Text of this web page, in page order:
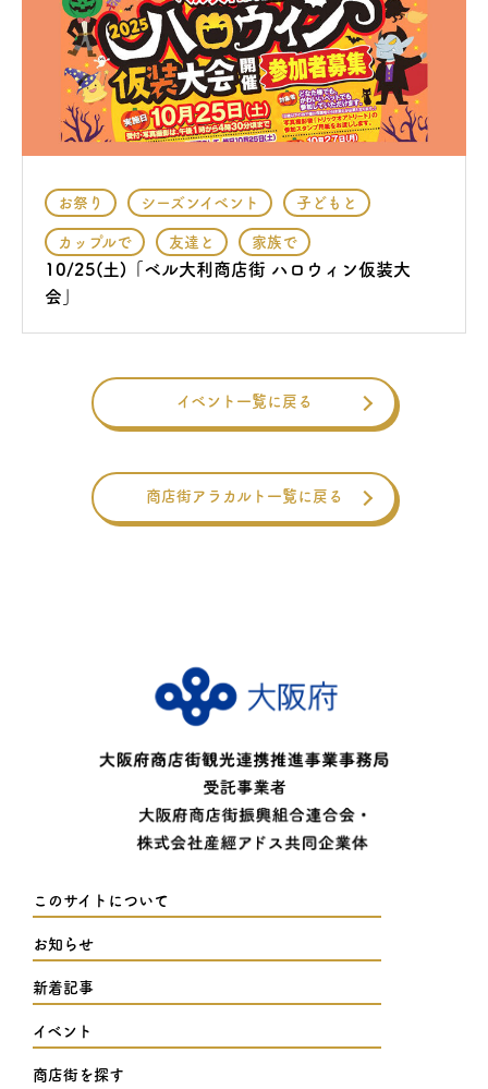
お祭り シーズンイベント 子どもと
カップルで 友達と 家族で
10/25(土)「ベル大利商店街 ハロウィン仮装大
会」
イベント一覧に戻る
商店街アラカルト一覧に戻る
このサイトについて
お知らせ
新着記事
イベント
商店街を探す